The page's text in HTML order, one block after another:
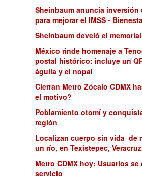
Sheinbaum anuncia
para mejorar el IMSS -
Sheinbaum develó el
México rinde homenaje a
postal histórico: incluye un
águila y el nopal
Cierran Metro Zócalo CDMX
el motivo?
Poblamiento otomí y
región
Localizan cuerpo sin vida de
un río, en Texistepec,
Metro CDMX hoy: Usuarios
servicio